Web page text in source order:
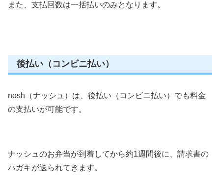
また、支払回数は一括払いのみとなります。
後払い（コンビニ払い）
nosh（ナッシュ）は、後払い（コンビニ払い）でも料金
の支払いが可能です。
ナッシュのお弁当が到着してから約1週間後に、請求書の
ハガキが送られてきます。